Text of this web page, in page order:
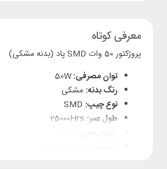
معرفی کوتاه
پروژکتور 50 وات SMD پاد (بدنه مشکی)
توان مصرفی:50W
رنگ بدنه: مشکی
نوع چیپ:
طول عمر: